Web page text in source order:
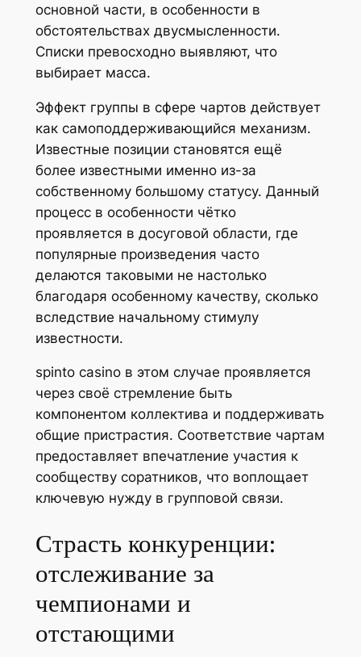
основной части, в особенности в
обстоятельствах двусмысленности.
Списки превосходно выявляют, что
выбирает масса.
Эффект группы в сфере чартов действует
как самоподдерживающийся механизм.
Известные позиции становятся ещё
более известными именно из-за
собственному большому статусу. Данный
процесс в особенности чётко
проявляется в досуговой области, где
популярные произведения часто
делаются таковыми не настолько
благодаря особенному качеству, сколько
вследствие начальному стимулу
известности.
spinto casino в этом случае проявляется
через своё стремление быть
компонентом коллектива и поддерживать
общие пристрастия. Соответствие чартам
предоставляет впечатление участия к
сообществу соратников, что воплощает
ключевую нужду в групповой связи.
Страсть конкуренции:
отслеживание за
чемпионами и
отстающими